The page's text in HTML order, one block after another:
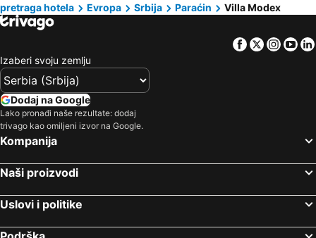
pretraga hotela
Evropa Srbija Paraćin Villa Modex
Facebook
Twitter
Izaberi svoju zemlju
Dodaj na Google
Lako pronađi naše rezultate: dodaj
trivago kao omiljeni izvor na Google.
Kompanija
Naši proizvodi
Uslovi i politike